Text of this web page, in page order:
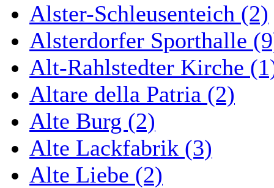
Alster-Schleusenteich (2)
Alsterdorfer Sporthalle
Alt-Rahlstedter Kirche
Altare della Patria (2)
Alte Burg (2)
Alte Lackfabrik (3)
Alte Liebe (2)